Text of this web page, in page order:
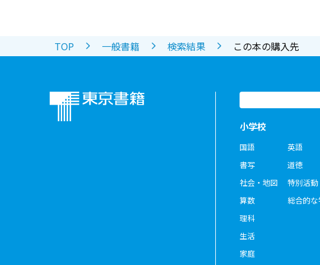
TOP 一般書籍 検索結果 この本の購入先
小学校
国語
書写
社会・地図
算数
理科
生活
家庭
英語
道徳
特別活動
総合的な